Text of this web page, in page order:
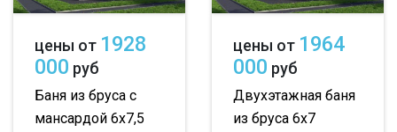
цены от 1928
000 руб
Баня из бруса с
мансардой 6х7,5
цены от 1964
000 руб
Двухэтажная баня
из бруса 6х7